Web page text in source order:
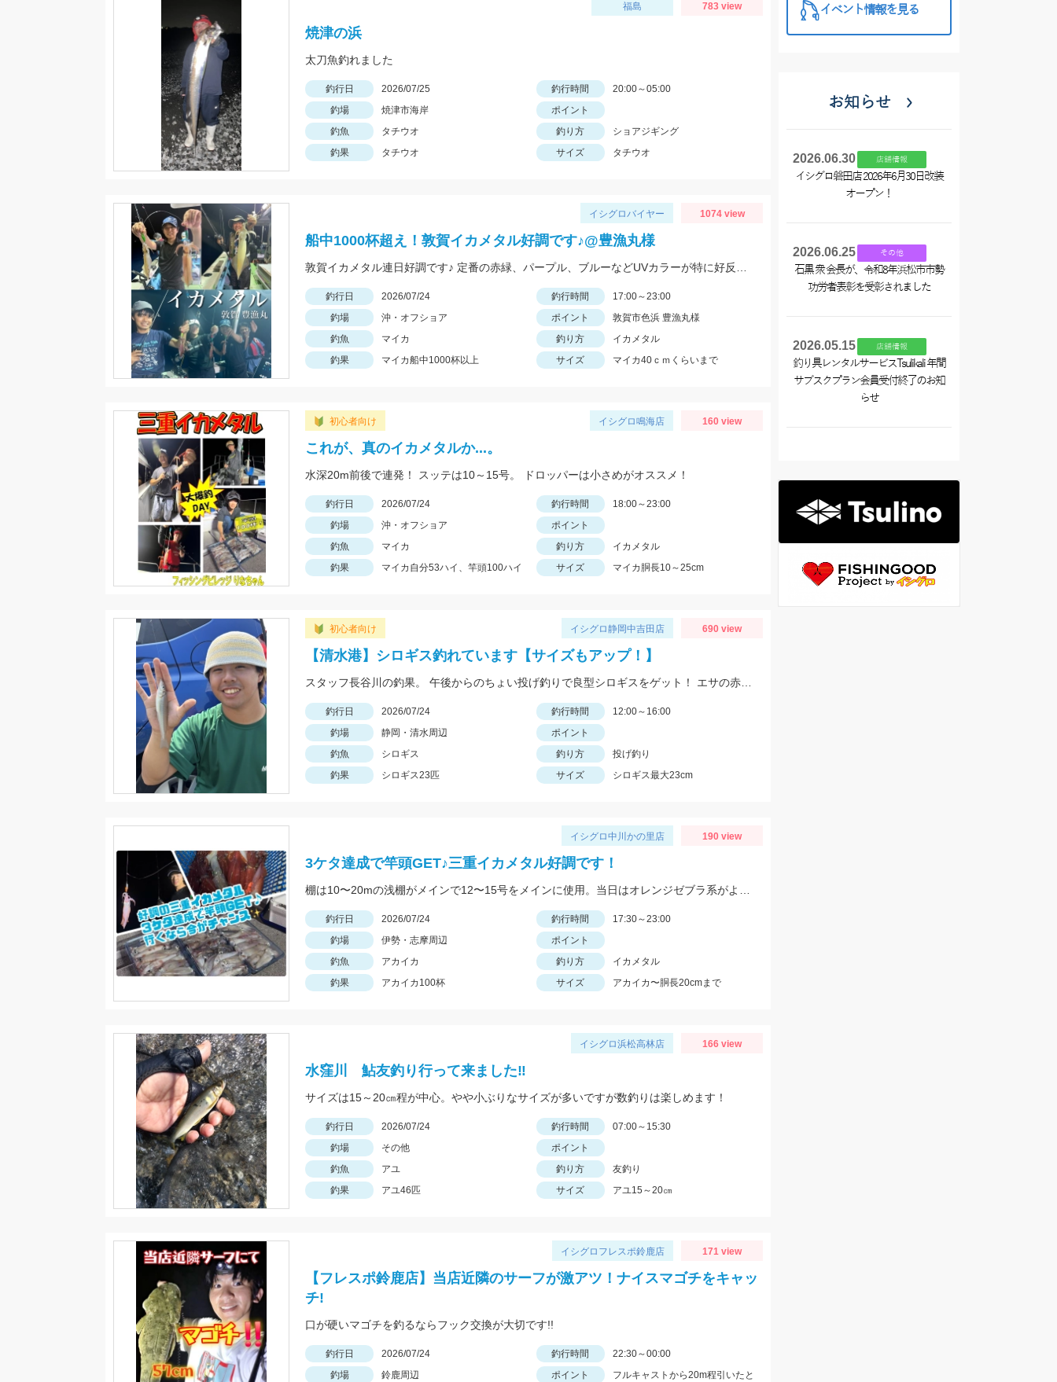
福島 783 view
焼津の浜
太刀魚釣れました
釣行日 2026/07/25 釣行時間
20:00～05:00
釣場
焼津市海岸
ポイント
釣魚
タチウオ 釣り方
ショアジギング
釣果
タチウオ サイズ タチウオ
イシグロバイヤー 1074 view
船中1000杯超え！敦賀イカメタル好調です♪@豊漁丸様
釣行日 2026/07/24 釣行時間
17:00～23:00
釣場
沖・オフショア ポイント
敦賀市色浜 豊漁丸様
釣魚
マイカ 釣り方
イカメタル
釣果
マイカ船中1000杯以上 サイズ マイカ40ｃｍくらいまで
初心者向け イシグロ鳴海店 160 view
これが、真のイカメタルか...。
水深20m前後で連発！ スッテは10～15号。 ドロッパーは小さめがオススメ！
釣行日 2026/07/24 釣行時間
18:00～23:00
釣場
沖・オフショア
ポイント
釣魚
マイカ 釣り方
イカメタル
釣果
マイカ自分53ハイ、竿頭100ハイ サイズ マイカ胴長10～25cm
初心者向け イシグロ静岡中吉田店 690 view
【清水港】シロギス釣れています【サイズもアップ！】
釣行日 2026/07/24 釣行時間
12:00～16:00
釣場
静岡・清水周辺
ポイント
釣魚
シロギス 釣り方
投げ釣り
釣果
シロギス23匹 サイズ シロギス最大23cm
イシグロ中川かの里店 190 view
3ケタ達成で竿頭GET♪三重イカメタル好調です！
釣行日 2026/07/24 釣行時間
17:30～23:00
釣場
伊勢・志摩周辺
ポイント
釣魚
アカイカ 釣り方
イカメタル
釣果
アカイカ100杯 サイズ アカイカ〜胴長20cmまで
イシグロ浜松高林店 166 view
水窪川 鮎友釣り行って来ました‼
サイズは15～20㎝程が中心。やや小ぶりなサイズが多いですが数釣りは楽しめます！
釣行日 2026/07/24 釣行時間
07:00～15:30
釣場
その他
ポイント
釣魚
アユ 釣り方
友釣り
釣果
アユ46匹 サイズ アユ15～20㎝
イシグロフレスポ鈴鹿店 171 view
【フレスポ鈴鹿店】当店近隣のサーフが激アツ！ナイスマゴチをキャッ
チ!
口が硬いマゴチを釣るならフック交換が大切です!!
釣行日 2026/07/24 釣行時間
22:30～00:00
釣場
鈴鹿周辺 ポイント フルキャストから20m程引いたと
イベント情報を見る
お知らせ
2026.06.30 店舗情報
イシグロ磐田店 2026年6月30日改装
オープン！
2026.06.25 その他
石黒 衆 会長が、令和8年浜松市市勢
功労者表彰を受彰されました
2026.05.15 店舗情報
釣り具レンタルサービスTsulikali 年間
サブスクプラン会員受付終了のお知
らせ